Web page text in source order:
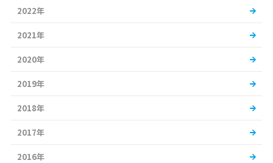
2022年
2021年
2020年
2019年
2018年
2017年
2016年